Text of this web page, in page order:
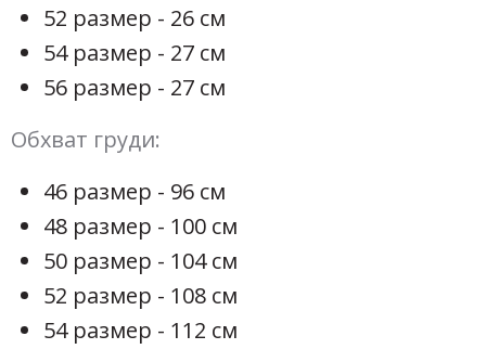
52 размер - 26 см
54 размер - 27 см
56 размер - 27 см
Обхват груди:
46 размер - 96 см
48 размер - 100 см
50 размер - 104 см
52 размер - 108 см
54 размер - 112 см